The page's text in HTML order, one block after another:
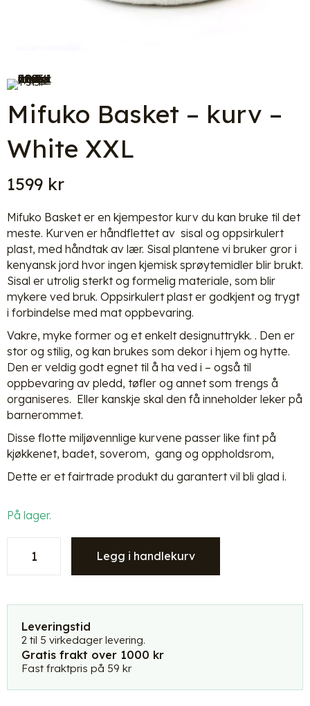
Mifuko Basket – kurv –
White XXL
1599 kr
Mifuko Basket er en kjempestor kurv du kan bruke til det
meste. Kurven er håndflettet av sisal og oppsirkulert
plast, med håndtak av lær. Sisal plantene vi bruker gror i
kenyansk jord hvor ingen kjemisk sprøytemidler blir brukt.
Sisal er utrolig sterkt og formelig materiale, som blir
mykere ved bruk. Oppsirkulert plast er godkjent og trygt
i forbindelse med mat oppbevaring.
Vakre, myke former og et enkelt designuttrykk. . Den er
stor og stilig, og kan brukes som dekor i hjem og hytte.
Den er veldig godt egnet til å ha ved i – også til
oppbevaring av pledd, tøfler og annet som trengs å
organiseres. Eller kanskje skal den få inneholder leker på
barnerommet.
Disse flotte miljøvennlige kurvene passer like fint på
kjøkkenet, badet, soverom, gang og oppholdsrom,
Dette er et fairtrade produkt du garantert vil bli glad i.
På lager.
Basket
-
White
XXL
antall
Legg i handlekurv
Leveringstid
2 til 5 virkedager levering.
Gratis frakt over 1000 kr
Fast fraktpris på 59 kr